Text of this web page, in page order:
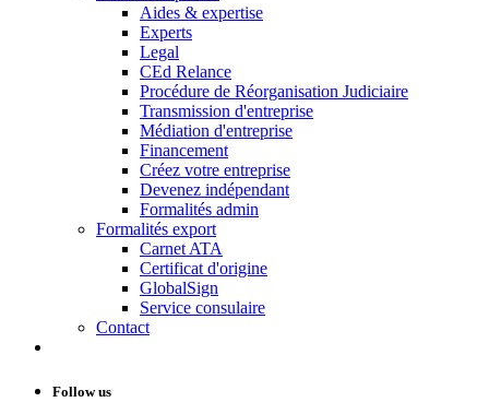
Aides & expertise
Experts
Legal
CEd Relance
Procédure de Réorganisation Judiciaire
Transmission d'entreprise
Médiation d'entreprise
Financement
Créez votre entreprise
Devenez indépendant
Formalités admin
Formalités export
Carnet ATA
Certificat d'origine
GlobalSign
Service consulaire
Contact
Follow us